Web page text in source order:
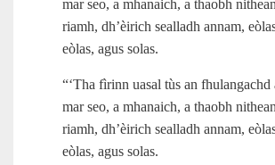
mar seo, a mhanaich, a thaobh
riamh, dh’èirich sealladh annam,
eòlas, agus solas.
“‘Tha fìrinn uasal tùs an fhulangachd
mar seo, a mhanaich, a thaobh
riamh, dh’èirich sealladh annam,
eòlas, agus solas.